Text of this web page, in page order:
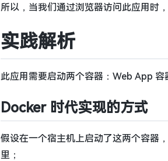
所以，当我们通过浏览器访问此应用时
实践解析
此应用需要启动两个容器：Web App 容
Docker 时代实现的方式
假设在一个宿主机上启动了这两个容器
里；